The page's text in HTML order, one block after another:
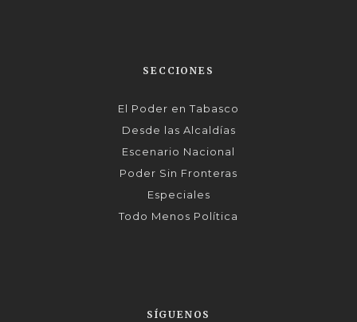
SECCIONES
El Poder en Tabasco
Desde las Alcaldías
Escenario Nacional
Poder Sin Fronteras
Especiales
Todo Menos Política
SÍGUENOS